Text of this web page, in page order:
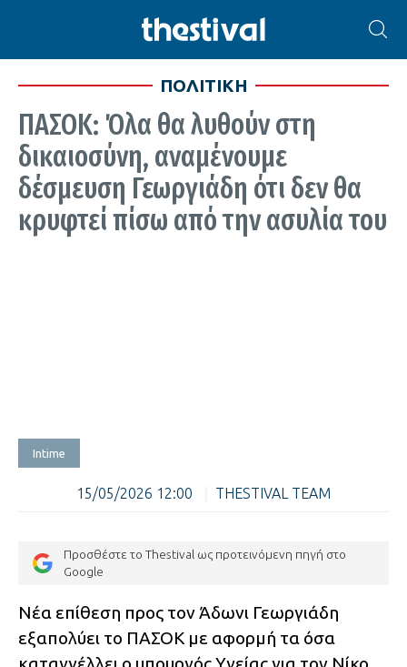
ΠΟΛΙΤΙΚΗ
ΠΑΣΟΚ: Όλα θα λυθούν στη
δικαιοσύνη, αναμένουμε
δέσμευση Γεωργιάδη ότι δεν θα
κρυφτεί πίσω από την ασυλία του
Intime
15/05/2026 12:00 THESTIVAL TEAM
Προσθέστε το Thestival ως προτεινόμενη πηγή στο
Google
Νέα επίθεση προς τον Άδωνι Γεωργιάδη
εξαπολύει το ΠΑΣΟΚ με αφορμή τα όσα